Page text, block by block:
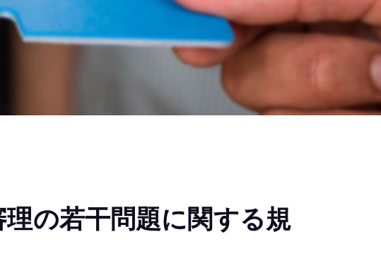
理の若干問題に関する規